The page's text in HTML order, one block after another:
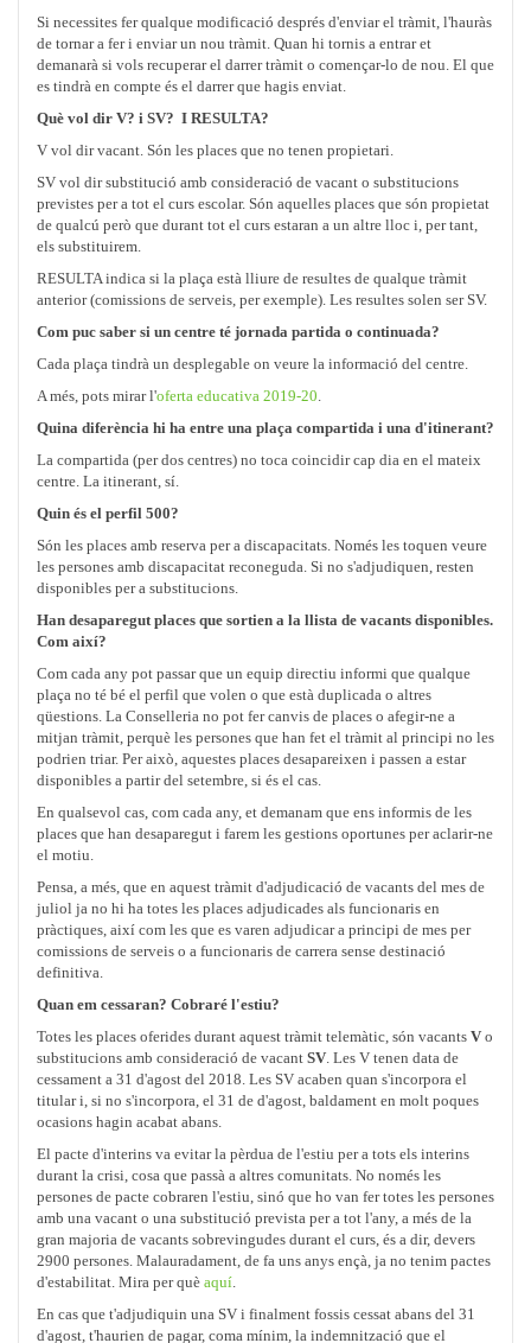
Si necessites fer qualque modificació després d'enviar el tràmit, l'hauràs
de tornar a fer i enviar un nou tràmit. Quan hi tornis a entrar et
demanarà si vols recuperar el darrer tràmit o començar-lo de nou. El que
es tindrà en compte és el darrer que hagis enviat.
Què vol dir V? i SV? I RESULTA?
V vol dir vacant. Són les places que no tenen propietari.
SV vol dir substitució amb consideració de vacant o substitucions
previstes per a tot el curs escolar. Són aquelles places que són propietat
de qualcú però que durant tot el curs estaran a un altre lloc i, per tant,
els substituirem.
RESULTA indica si la plaça està lliure de resultes de qualque tràmit
anterior (comissions de serveis, per exemple). Les resultes solen ser SV.
Com puc saber si un centre té jornada partida o continuada?
Cada plaça tindrà un desplegable on veure la informació del centre.
A més, pots mirar l'oferta educativa 2019-20.
Quina diferència hi ha entre una plaça compartida i una d'itinerant?
La compartida (per dos centres) no toca coincidir cap dia en el mateix
centre. La itinerant, sí.
Quin és el perfil 500?
Són les places amb reserva per a discapacitats. Només les toquen veure
les persones amb discapacitat reconeguda. Si no s'adjudiquen, resten
disponibles per a substitucions.
Han desaparegut places que sortien a la llista de vacants disponibles.
Com així?
Com cada any pot passar que un equip directiu informi que qualque
plaça no té bé el perfil que volen o que està duplicada o altres
qüestions. La Conselleria no pot fer canvis de places o afegir-ne a
mitjan tràmit, perquè les persones que han fet el tràmit al principi no les
podrien triar. Per això, aquestes places desapareixen i passen a estar
disponibles a partir del setembre, si és el cas.
En qualsevol cas, com cada any, et demanam que ens informis de les
places que han desaparegut i farem les gestions oportunes per aclarir-ne
el motiu.
Pensa, a més, que en aquest tràmit d'adjudicació de vacants del mes de
juliol ja no hi ha totes les places adjudicades als funcionaris en
pràctiques, així com les que es varen adjudicar a principi de mes per
comissions de serveis o a funcionaris de carrera sense destinació
definitiva.
Quan em cessaran? Cobraré l'estiu?
Totes les places oferides durant aquest tràmit telemàtic, són vacants V o
substitucions amb consideració de vacant SV. Les V tenen data de
cessament a 31 d'agost del 2018. Les SV acaben quan s'incorpora el
titular i, si no s'incorpora, el 31 de d'agost, baldament en molt poques
ocasions hagin acabat abans.
El pacte d'interins va evitar la pèrdua de l'estiu per a tots els interins
durant la crisi, cosa que passà a altres comunitats. No només les
persones de pacte cobraren l'estiu, sinó que ho van fer totes les persones
amb una vacant o una substitució prevista per a tot l'any, a més de la
gran majoria de vacants sobrevingudes durant el curs, és a dir, devers
2900 persones. Malauradament, de fa uns anys ençà, ja no tenim pactes
d'estabilitat. Mira per què aquí.
En cas que t'adjudiquin una SV i finalment fossis cessat abans del 31
d'agost, t'haurien de pagar, coma mínim, la indemnització que el